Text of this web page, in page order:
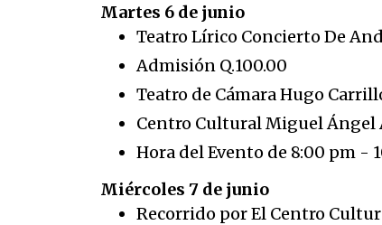
Martes 6 de junio
Teatro Lírico Concierto De
Admisión Q.100.00
Teatro de Cámara Hugo
Centro Cultural Miguel Ángel
Hora del Evento de 8:00 pm -
Miércoles 7 de junio
Recorrido por El Centro